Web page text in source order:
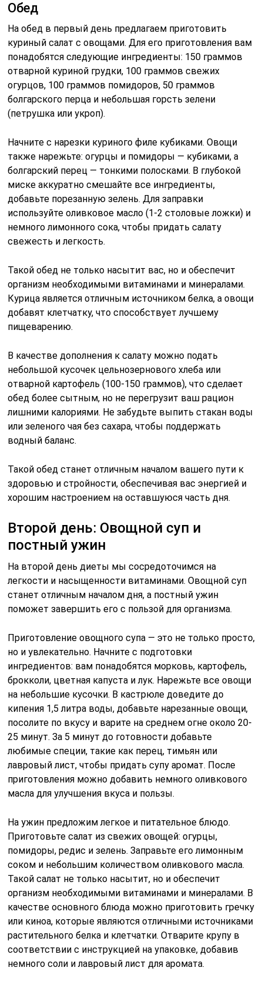
Обед
На обед в первый день предлагаем приготовить
куриный салат с овощами. Для его приготовления вам
понадобятся следующие ингредиенты: 150 граммов
отварной куриной грудки, 100 граммов свежих
огурцов, 100 граммов помидоров, 50 граммов
болгарского перца и небольшая горсть зелени
(петрушка или укроп).
Начните с нарезки куриного филе кубиками. Овощи
также нарежьте: огурцы и помидоры — кубиками, а
болгарский перец — тонкими полосками. В глубокой
миске аккуратно смешайте все ингредиенты,
добавьте порезанную зелень. Для заправки
используйте оливковое масло (1-2 столовые ложки) и
немного лимонного сока, чтобы придать салату
свежесть и легкость.
Такой обед не только насытит вас, но и обеспечит
организм необходимыми витаминами и минералами.
Курица является отличным источником белка, а овощи
добавят клетчатку, что способствует лучшему
пищеварению.
В качестве дополнения к салату можно подать
небольшой кусочек цельнозернового хлеба или
отварной картофель (100-150 граммов), что сделает
обед более сытным, но не перегрузит ваш рацион
лишними калориями. Не забудьте выпить стакан воды
или зеленого чая без сахара, чтобы поддержать
водный баланс.
Такой обед станет отличным началом вашего пути к
здоровью и стройности, обеспечивая вас энергией и
хорошим настроением на оставшуюся часть дня.
Второй день: Овощной суп и
постный ужин
На второй день диеты мы сосредоточимся на
легкости и насыщенности витаминами. Овощной суп
станет отличным началом дня, а постный ужин
поможет завершить его с пользой для организма.
Приготовление овощного супа — это не только просто,
но и увлекательно. Начните с подготовки
ингредиентов: вам понадобятся морковь, картофель,
брокколи, цветная капуста и лук. Нарежьте все овощи
на небольшие кусочки. В кастрюле доведите до
кипения 1,5 литра воды, добавьте нарезанные овощи,
посолите по вкусу и варите на среднем огне около 20-
25 минут. За 5 минут до готовности добавьте
любимые специи, такие как перец, тимьян или
лавровый лист, чтобы придать супу аромат. После
приготовления можно добавить немного оливкового
масла для улучшения вкуса и пользы.
На ужин предложим легкое и питательное блюдо.
Приготовьте салат из свежих овощей: огурцы,
помидоры, редис и зелень. Заправьте его лимонным
соком и небольшим количеством оливкового масла.
Такой салат не только насытит, но и обеспечит
организм необходимыми витаминами и минералами. В
качестве основного блюда можно приготовить гречку
или киноа, которые являются отличными источниками
растительного белка и клетчатки. Отварите крупу в
соответствии с инструкцией на упаковке, добавив
немного соли и лавровый лист для аромата.